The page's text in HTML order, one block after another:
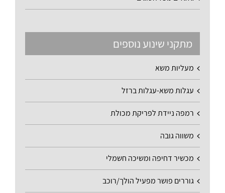
מתקני שינוע נוספים
מעליות משא
עגלות משא-עגלות ברזל
רמפה ניידת לפריקת מכולת
משווה גובה
מכשיר דחיפה ומשיכה חשמלי
גוררים פושר מפעיל הולך/רוכב